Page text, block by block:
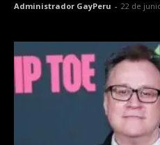
Administrador GayPeru - 22 de